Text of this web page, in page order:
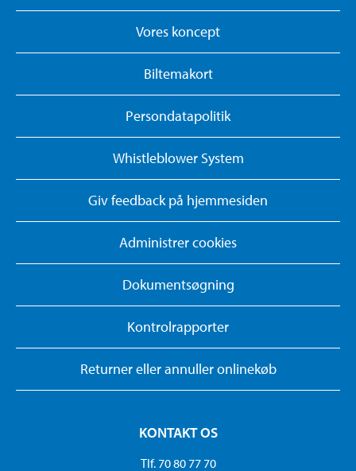
Vores koncept
Biltemakort
Persondatapolitik
Whistleblower System
Giv feedback på hjemmesiden
Administrer cookies
Dokumentsøgning
Kontrolrapporter
Returner eller annuller onlinekøb
KONTAKT OS
Tlf. 70 80 77 70